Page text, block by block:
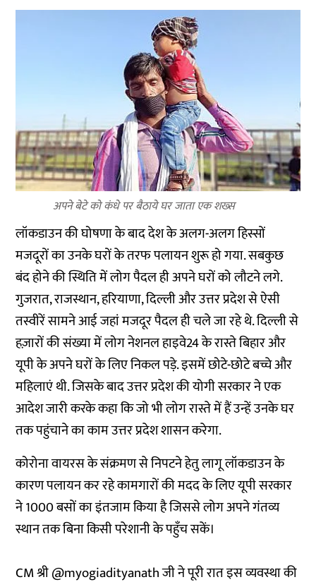
अपने बेटे को कंधे पर बैठाये घर जाता एक शख्स
लॉकडाउन की घोषणा के बाद देश के अलग-अलग हिस्सों
मजदूरों का उनके घरों के तरफ पलायन शुरू हो गया. सबकुछ
बंद होने की स्थिति में लोग पैदल ही अपने घरों को लौटने लगे.
गुजरात, राजस्थान, हरियाणा, दिल्ली और उत्तर प्रदेश से ऐसी
तस्वीरें सामने आई जहां मजदूर पैदल ही चले जा रहे थे. दिल्ली से
हज़ारों की संख्या में लोग नेशनल हाइवे24 के रास्ते बिहार और
यूपी के अपने घरों के लिए निकल पड़े. इसमें छोटे-छोटे बच्चे और
महिलाएं थी. जिसके बाद उत्तर प्रदेश की योगी सरकार ने एक
आदेश जारी करके कहा कि जो भी लोग रास्ते में हैं उन्हें उनके घर
तक पहुंचाने का काम उत्तर प्रदेश शासन करेगा.
कोरोना वायरस के संक्रमण से निपटने हेतु लागू लॉकडाउन के
कारण पलायन कर रहे कामगारों की मदद के लिए यूपी सरकार
ने 1000 बसों का इंतजाम किया है जिससे लोग अपने गंतव्य
स्थान तक बिना किसी परेशानी के पहुँच सकें।
CM श्री@myogiadityanathजी ने पूरी रात इस व्यवस्था की